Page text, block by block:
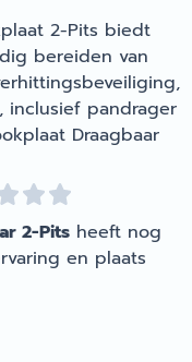
2-Pits biedt
bereiden van
inclusief pandrager
Draagbaar
2-Pits heeft nog
en plaats